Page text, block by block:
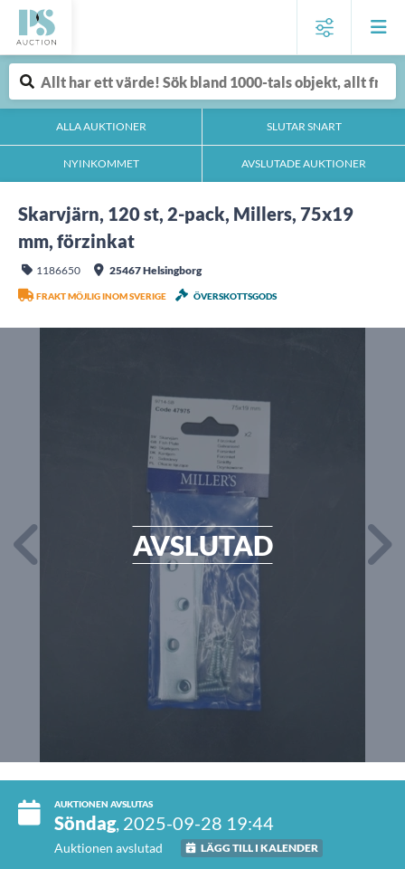
ALLA AUKTIONER SLUTAR SNART
NYINKOMMET AVSLUTADE AUKTIONER
Skarvjärn, 120 st, 2-pack, Millers, 75x19
mm, förzinkat
1186650 25467 Helsingborg
FRAKT MÖJLIG INOM SVERIGE ÖVERSKOTTSGODS
AVSLUTAD
AUKTIONEN AVSLUTAS
Söndag, 2025-09-28 19:44
Auktionen avslutad LÄGG TILL I KALENDER